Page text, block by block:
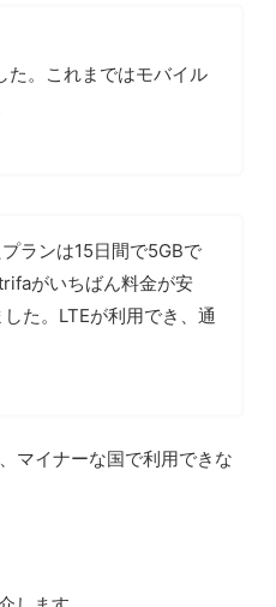
た。これまではモバイル
ランは15日間で5GBで
がいちばん料金が安
た。LTEが利用でき、通
マイナーな国で利用できな